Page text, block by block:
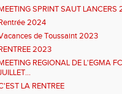
SPRINT SAUT LANCERS
2024
de Toussaint 2023
2023
REGIONAL DE L'EGMA
LA RENTREE